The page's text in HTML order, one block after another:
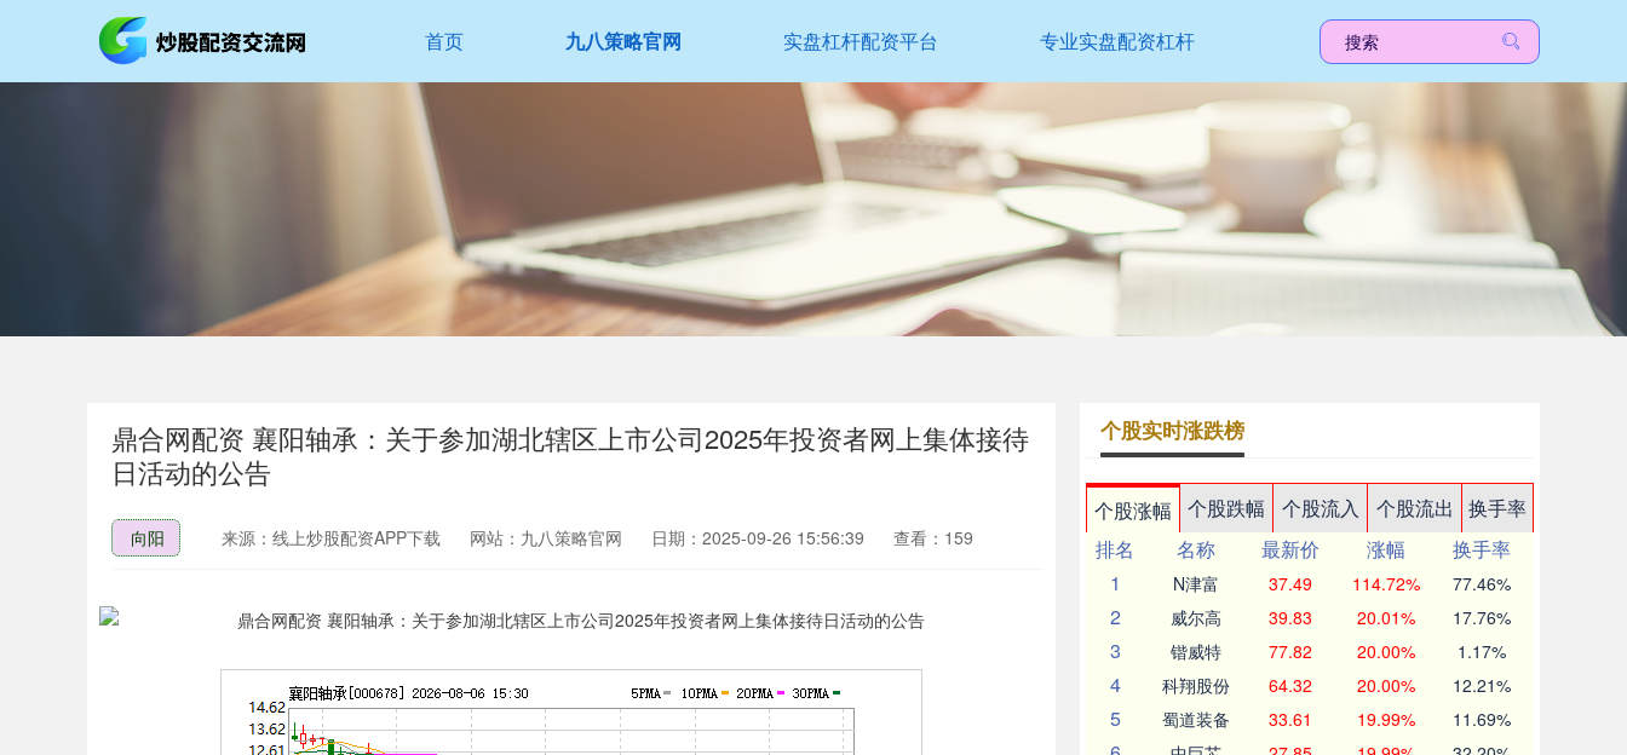
首页 九八策略官网 实盘杠杆配资平台 专业实盘配资杠杆
鼎合网配资 襄阳轴承：关于参加湖北辖区上市公司2025年投资者网上集体接待
日活动的公告
向阳 来源：线上炒股配资APP下载 网站：九八策略官网 日期：2025-09-26 15:56:39 查看：159
个股实时涨跌榜
个股涨幅 个股跌幅 个股流入 个股流出
换手率
排名
名称 最新价 涨幅
换手率
1
N津富 37.49 114.72% 77.46%
2 威尔高 39.83 20.01% 17.76%
3 锴威特 77.82 20.00% 1.17%
4 科翔股份 64.32 20.00% 12.21%
5 蜀道装备 33.61 19.99% 11.69%